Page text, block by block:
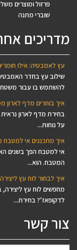
פרזול ומוצרים
שוברי מתנה
מדריכים
עץ לאמבטיה: אילו
שילוב עץ בחדר
להשתמש בו עבור
איך בוחרים מדף לארון
בחירת מדף לארון
על נוחות...
איך מתכננים אי למטבח
אי למטבח הפך בשנים
המטבח. הוא...
איך לבחור לוח עץ
מחפשים לוח עץ
לדקופאז’? בחירת...
צור קשר